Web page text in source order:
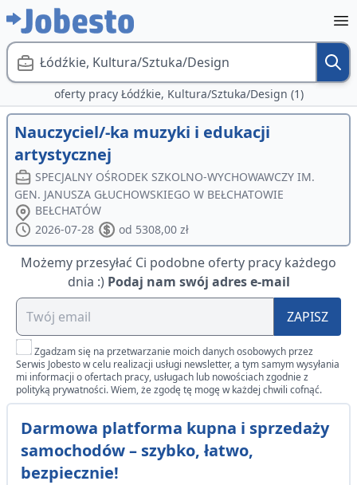
Łódźkie, Kultura/Sztuka/Design
oferty pracy Łódźkie, Kultura/Sztuka/Design (1)
Nauczyciel/-ka muzyki i edukacji
artystycznej
SPECJALNY OŚRODEK SZKOLNO-WYCHOWAWCZY IM.
GEN. JANUSZA GŁUCHOWSKIEGO W BEŁCHATOWIE
BEŁCHATÓW
2026-07-28
od 5308,00 zł
Możemy przesyłać Ci podobne oferty pracy każdego
dnia :) Podaj nam swój adres e-mail
ZAPISZ
Zgadzam się na przetwarzanie moich danych osobowych przez
Serwis Jobesto w celu realizacji usługi newsletter, a tym samym wysyłania
mi informacji o ofertach pracy, usługach lub nowościach zgodnie z
polityką prywatności. Wiem, że zgodę tę mogę w każdej chwili cofnąć.
Darmowa platforma kupna i sprzedaży
samochodów – szybko, łatwo,
bezpiecznie!